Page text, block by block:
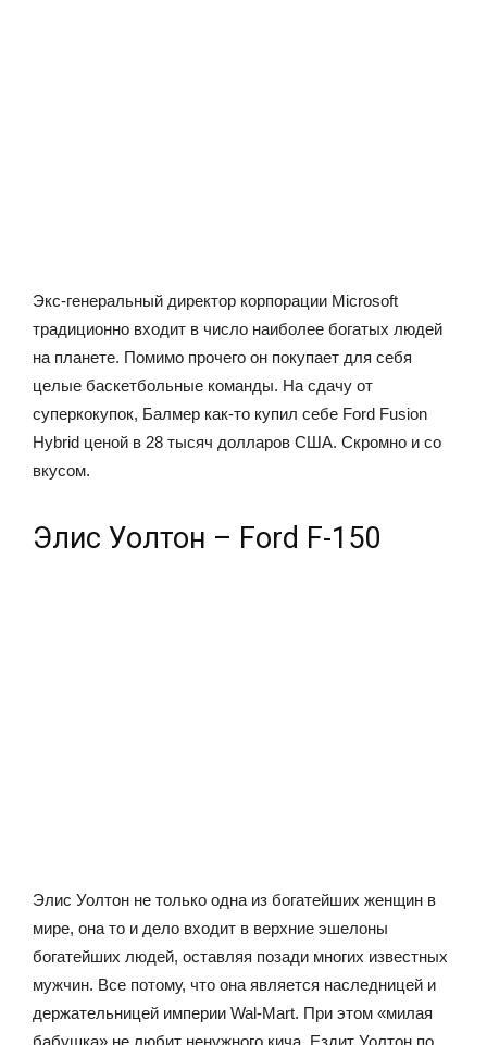
Экс-генеральный директор корпорации Microsoft
традиционно входит в число наиболее богатых людей
на планете. Помимо прочего он покупает для себя
целые баскетбольные команды. На сдачу от
суперкокупок, Балмер как-то купил себе Ford Fusion
Hybrid ценой в 28 тысяч долларов США. Скромно и со
вкусом.
Элис Уолтон – Ford F-150
Элис Уолтон не только одна из богатейших женщин в
мире, она то и дело входит в верхние эшелоны
богатейших людей, оставляя позади многих известных
мужчин. Все потому, что она является наследницей и
держательницей империи Wal-Mart. При этом «милая
бабушка» не любит ненужного кича. Ездит Уолтон по